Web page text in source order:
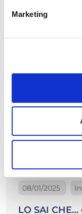
Marketing
08/01/2025
LO SAI